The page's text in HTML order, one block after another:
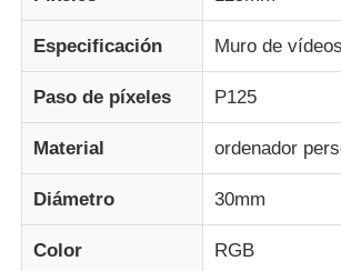
Visualización de malla LED
Pantalla de película transparente
Display LED transparente
Especificación Muro de vídeos
Paso de píxeles P125
Material ordenador
Diámetro 30mm
Color RGB